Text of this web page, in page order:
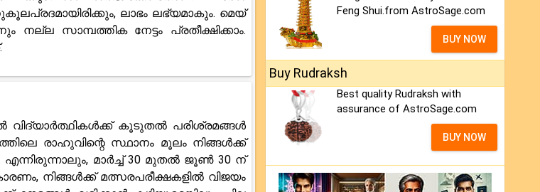
ലാഭം ലഭ്യമാകും. മെയ്
സാമ്പത്തിക നേട്ടം പ്രതീക്ഷിക്കാം.
വിദ്യാർത്ഥികൾക്ക് കൂടുതൽ പരിശ്രമങ്ങൾ
രാഹുവിന്റെ സ്ഥാനം മൂലം നിങ്ങൾക്ക്
മാർച്ച് 30 മുതൽ ജൂൺ 30 ന്
നിങ്ങൾക്ക് മത്സരപരീക്ഷകളിൽ വിജയം
Feng Shui.from AstroSage.com
BUY NOW
Buy Rudraksh
Best quality Rudraksh with
assurance of AstroSage.com
BUY NOW